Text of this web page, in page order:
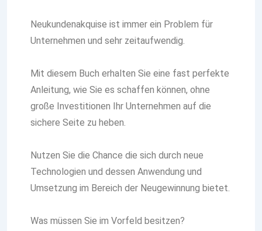
Neukundenakquise ist immer ein Problem für
Unternehmen und sehr zeitaufwendig.
Mit diesem Buch erhalten Sie eine fast perfekte
Anleitung, wie Sie es schaffen können, ohne
große Investitionen Ihr Unternehmen auf die
sichere Seite zu heben.
Nutzen Sie die Chance die sich durch neue
Technologien und dessen Anwendung und
Umsetzung im Bereich der Neugewinnung bietet.
Was müssen Sie im Vorfeld besitzen?